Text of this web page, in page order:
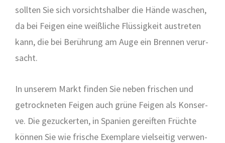
soll­ten Sie sich vor­sichts­hal­ber die Hän­de waschen,
da bei Fei­gen eine weiß­li­che Flüs­sig­keit aus­tre­ten
kann, die bei Berüh­rung am Auge ein Bren­nen ver­ur­
sacht.
In unse­rem Markt fin­den Sie neben fri­schen und
getrock­ne­ten Fei­gen auch grü­ne Fei­gen als Kon­ser­
ve. Die gezu­cker­ten, in Spa­ni­en gereif­ten Früch­te
kön­nen Sie wie fri­sche Exem­pla­re viel­sei­tig ver­wen­